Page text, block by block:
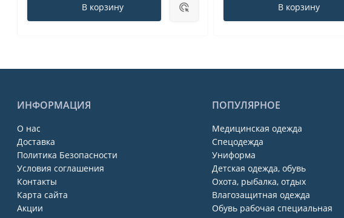
В корзину В корзину
ИНФОРМАЦИЯ
О нас
Доставка
Политика Безопасности
Условия соглашения
Контакты
Карта сайта
Акции
ПОПУЛЯРНОЕ
Медицинская одежда
Спецодежда
Униформа
Детская одежда, обувь
Охота, рыбалка, отдых
Влагозащитная одежда
Обувь рабочая специальная